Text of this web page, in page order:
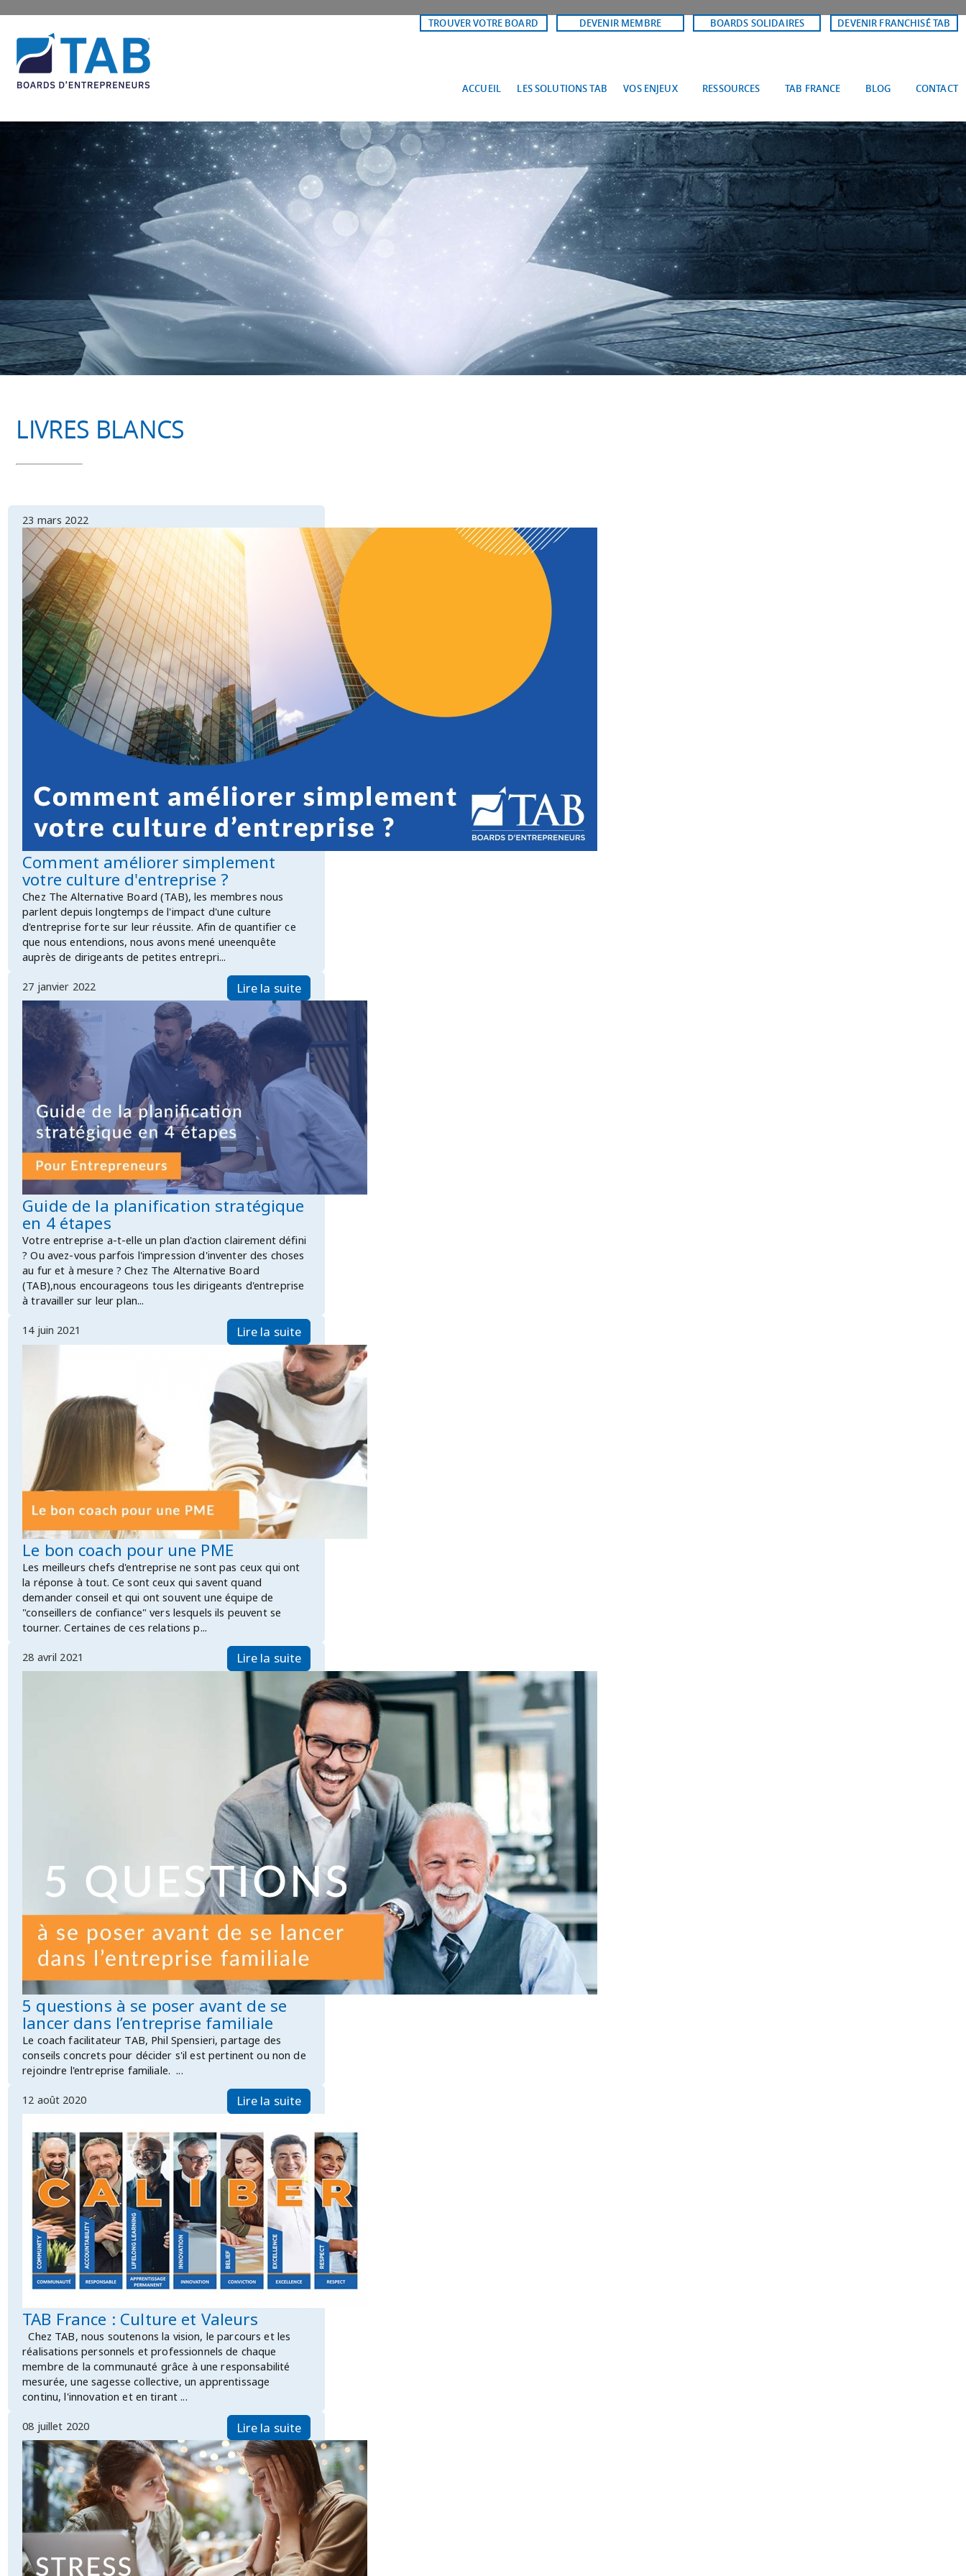
TROUVER VOTRE BOARD DEVENIR MEMBRE BOARDS SOLIDAIRES DEVENIR FRANCHISÉ TAB
ACCUEIL LES SOLUTIONS TAB VOS ENJEUX RESSOURCES TAB FRANCE BLOG CONTACT
LIVRES BLANCS
23 mars 2022
Comment améliorer simplement
votre culture d'entreprise ?
Chez The Alternative Board (TAB), les membres nous
parlent depuis longtemps de l'impact d'une culture
d'entreprise forte sur leur réussite. Afin de quantifier ce
que nous entendions, nous avons mené uneenquête
auprès de dirigeants de petites entrepri...
Lire la suite
27 janvier 2022
Guide de la planification stratégique
en 4 étapes
Votre entreprise a-t-elle un plan d'action clairement défini
? Ou avez-vous parfois l'impression d'inventer des choses
au fur et à mesure ? Chez The Alternative Board
(TAB),nous encourageons tous les dirigeants d'entreprise
à travailler sur leur plan...
Lire la suite
14 juin 2021
Le bon coach pour une PME
Les meilleurs chefs d'entreprise ne sont pas ceux qui ont
la réponse à tout. Ce sont ceux qui savent quand
demander conseil et qui ont souvent une équipe de
"conseillers de confiance" vers lesquels ils peuvent se
tourner. Certaines de ces relations p...
Lire la suite
28 avril 2021
5 questions à se poser avant de se
lancer dans l’entreprise familiale
Le coach facilitateur TAB, Phil Spensieri, partage des
conseils concrets pour décider s'il est pertinent ou non de
rejoindre l'entreprise familiale. ...
Lire la suite
12 août 2020
TAB France : Culture et Valeurs
Chez TAB, nous soutenons la vision, le parcours et les
réalisations personnels et professionnels de chaque
membre de la communauté grâce à une responsabilité
mesurée, une sagesse collective, un apprentissage
continu, l'innovation et en tirant ...
Lire la suite
08 juillet 2020